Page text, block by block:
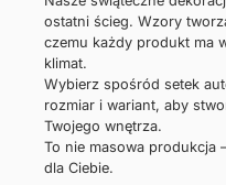
ostatni ścieg. Wzory
czemu każdy produkt ma
klimat.
Wybierz spośród setek
rozmiar i wariant, aby
Twojego wnętrza.
To nie masowa produkcja
dla Ciebie.